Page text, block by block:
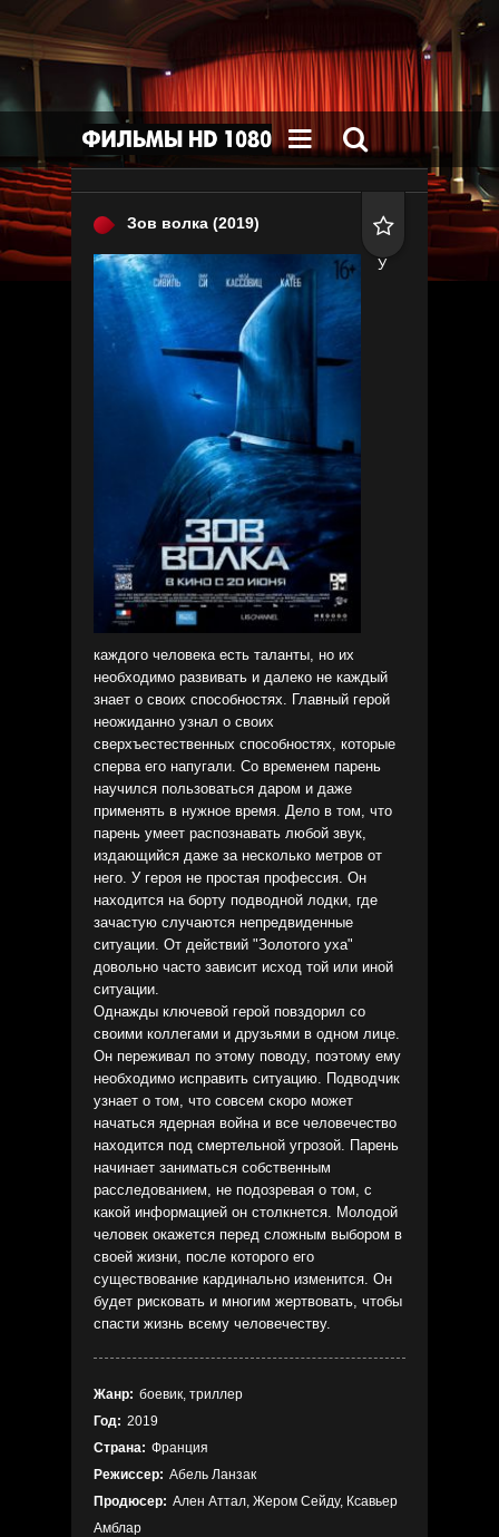
 
Зов волка (2019) 
У
каждого человека есть таланты, но их
необходимо развивать и далеко не каждый
знает о своих способностях. Главный герой
неожиданно узнал о своих
сверхъестественных способностях, которые
сперва его напугали. Со временем парень
научился пользоваться даром и даже
применять в нужное время. Дело в том, что
парень умеет распознавать любой звук,
издающийся даже за несколько метров от
него. У героя не простая профессия. Он
находится на борту подводной лодки, где
зачастую случаются непредвиденные
ситуации. От действий "Золотого уха"
довольно часто зависит исход той или иной
ситуации.
Однажды ключевой герой повздорил со
своими коллегами и друзьями в одном лице.
Он переживал по этому поводу, поэтому ему
необходимо исправить ситуацию. Подводчик
узнает о том, что совсем скоро может
начаться ядерная война и все человечество
находится под смертельной угрозой. Парень
начинает заниматься собственным
расследованием, не подозревая о том, с
какой информацией он столкнется. Молодой
человек окажется перед сложным выбором в
своей жизни, после которого его
существование кардинально изменится. Он
будет рисковать и многим жертвовать, чтобы
спасти жизнь всему человечеству.
Жанр: боевик, триллер
Год: 2019
Страна: Франция
Режиссер: Абель Ланзак
Продюсер: Ален Аттал, Жером Сейду, Ксавьер
Амблар